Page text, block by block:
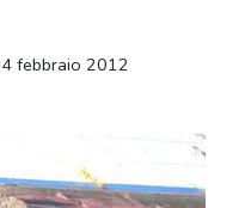
febbraio 2012